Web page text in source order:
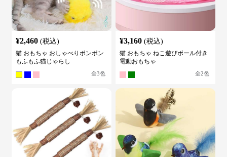
¥2,460 (税込)
猫 おもちゃ おしゃべりポンポン
もふもふ猫じゃらし
全3色
¥3,160 (税込)
猫 おもちゃ ねこ遊びボール付き
電動おもちゃ
全2色